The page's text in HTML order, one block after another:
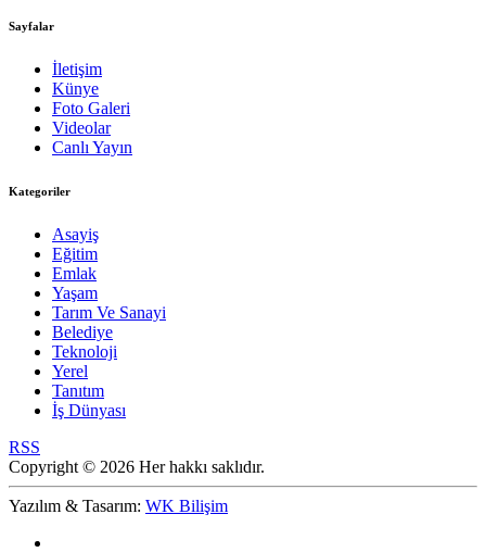
Sayfalar
İletişim
Künye
Foto Galeri
Videolar
Canlı Yayın
Kategoriler
Asayiş
Eğitim
Emlak
Yaşam
Tarım Ve Sanayi
Belediye
Teknoloji
Yerel
Tanıtım
İş Dünyası
RSS
Copyright © 2026 Her hakkı saklıdır.
Yazılım & Tasarım: WK Bilişim